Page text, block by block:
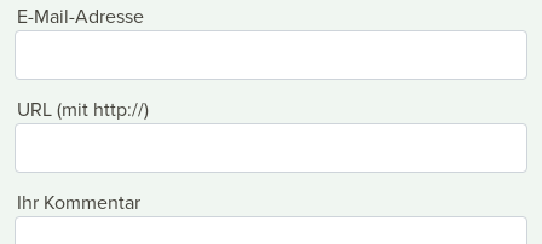
E-Mail-Adresse
URL (mit http://)
Ihr Kommentar